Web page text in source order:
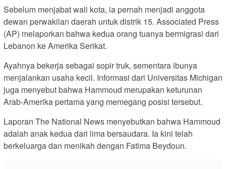
Sebelum menjabat wali kota, ia pernah menjadi anggota
dewan perwakilan daerah untuk distrik 15. Associated Press
(AP) melaporkan bahwa kedua orang tuanya bermigrasi dari
Lebanon ke Amerika Serikat.
Ayahnya bekerja sebagai sopir truk, sementara ibunya
menjalankan usaha kecil. Informasi dari Universitas Michigan
juga menyebut bahwa Hammoud merupakan keturunan
Arab-Amerika pertama yang memegang posisi tersebut.
Laporan The National News menyebutkan bahwa Hammoud
adalah anak kedua dari lima bersaudara. Ia kini telah
berkeluarga dan menikah dengan Fatima Beydoun.